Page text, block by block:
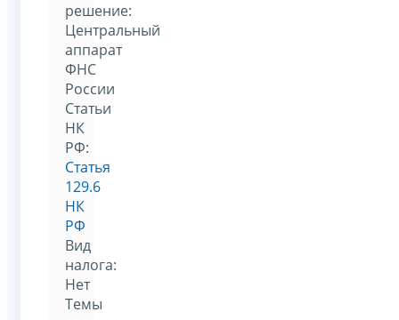
решение:
Центральный
аппарат
ФНС
России
Статьи
НК
РФ:
Статья
129.6
НК
РФ
Вид
налога:
Нет
Темы